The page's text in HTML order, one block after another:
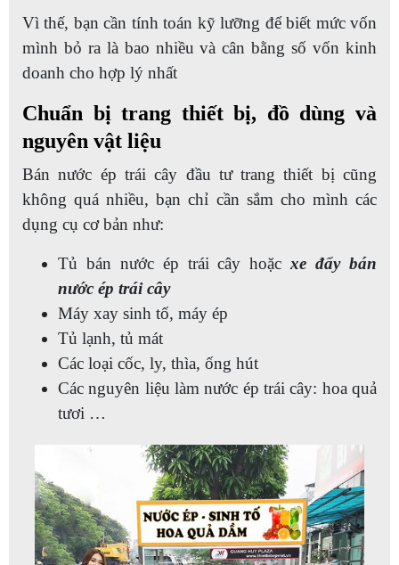
Vì thế, bạn cần tính toán kỹ lưỡng để biết mức vốn
mình bỏ ra là bao nhiều và cân bằng số vốn kinh
doanh cho hợp lý nhất
Chuẩn bị trang thiết bị, đồ dùng và
nguyên vật liệu
Bán nước ép trái cây đầu tư trang thiết bị cũng
không quá nhiều, bạn chỉ cần sắm cho mình các
dụng cụ cơ bản như:
Tủ bán nước ép trái cây hoặcxe đẩy bán
nước ép trái cây
Máy xay sinh tố, máy ép
Tủ lạnh, tủ mát
Các loại cốc, ly, thìa, ống hút
Các nguyên liệu làm nước ép trái cây: hoa quả
tươi …